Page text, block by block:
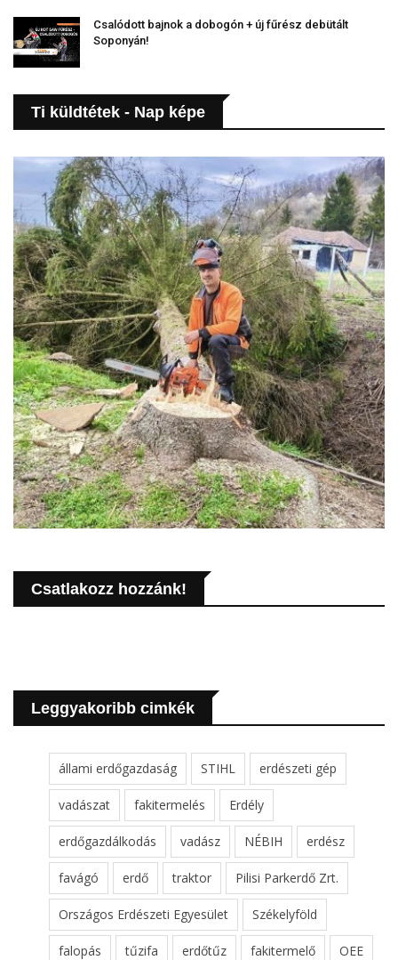
Csalódott bajnok a dobogón + új fűrész debütált
Soponyán!
Ti küldtétek - Nap képe
Csatlakozz hozzánk!
Leggyakoribb cimkék
állami erdőgazdaság STIHL erdészeti gép
vadászat fakitermelés Erdély
erdőgazdálkodás vadász NÉBIH erdész
favágó erdő traktor Pilisi Parkerdő Zrt.
Országos Erdészeti Egyesület Székelyföld
falopás tűzifa erdőtűz fakitermelő OEE